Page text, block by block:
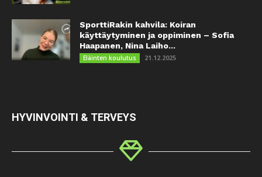
SporttiRakin kahvila: Koiran
käyttäytyminen ja oppiminen – Sofia
Haapanen, Nina Laiho...
Eläinten koulutus 21.12.2025
HYVINVOINTI & TERVEYS